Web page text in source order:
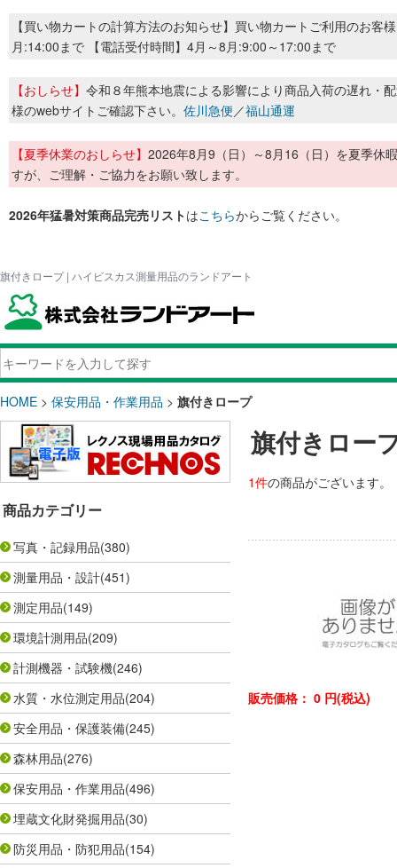
【買い物カートの計算方法のお知らせ】買い物カートご利用のお客
月:14:00まで 【電話受付時間】4月～8月:9:00～17:00まで
【おしらせ】 令和８年熊本地震による影響により商品入荷の遅れ・
様のwebサイトご確認下さい。 佐川急便／福山通運
【夏季休業のおしらせ】 2026年8月9（日）～8月16（日）を夏季休
すが、ご理解・ご協力をお願い致します。
2026年猛暑対策商品完売リストはこちらからご覧ください。
旗付きロープ | ハイビスカス測量用品のランドアート
HOME > 保安用品・作業用品 > 旗付きロープ
商品カテゴリー
写真・記録用品(380)
測量用品・設計(451)
測定用品(149)
環境計測用品(209)
計測機器・試験機(246)
水質・水位測定用品(204)
安全用品・保護装備(245)
森林用品(276)
保安用品・作業用品(496)
埋蔵文化財発掘用品(30)
防災用品・防犯用品(154)
旗付きロー
1件の商品がございます。
販売価格： 0 円(税込)